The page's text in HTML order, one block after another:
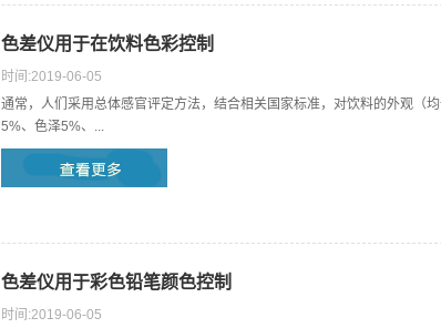
色差仪用于在饮料色彩控制
时间:2019-06-05
通常，人们采用总体感官评定方法，结合相关国家标准，对饮料的外观（
5%、色泽5%、...
色差仪用于彩色铅笔颜色控制
时间:2019-06-05